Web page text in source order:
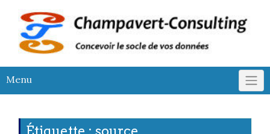
content
Menu